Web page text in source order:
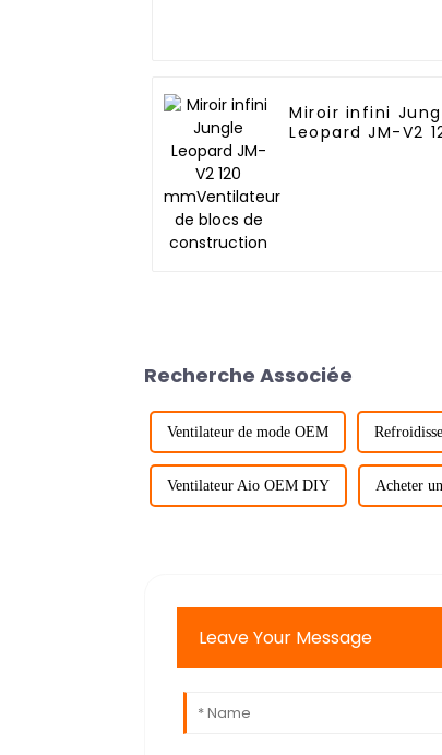
Miroir infini
Leopard JM-V2
Recherche Associée
Ventilateur de mode OEM
Ventilateur Aio OEM DIY Acheter
Leave Your Message